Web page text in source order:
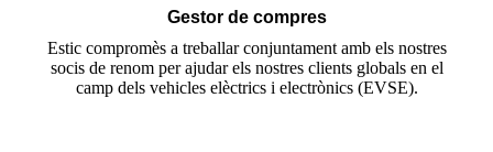
Gestor de compres
Estic compromès a treballar conjuntament amb els nostres
socis de renom per ajudar els nostres clients globals en el
camp dels vehicles elèctrics i electrònics (EVSE).